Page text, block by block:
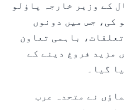
کے وزیر خارجہ پاؤلو
کی، جس میں دونوں
باہمی تعاون
مزید فروغ دینے کے
گیا۔
نے متحدہ عرب